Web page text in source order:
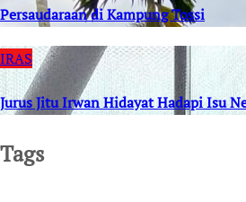
Persaudaraan di Kampung Tossi
IRAS
Jurus Jitu Irwan Hidayat Hadapi Isu
Tags